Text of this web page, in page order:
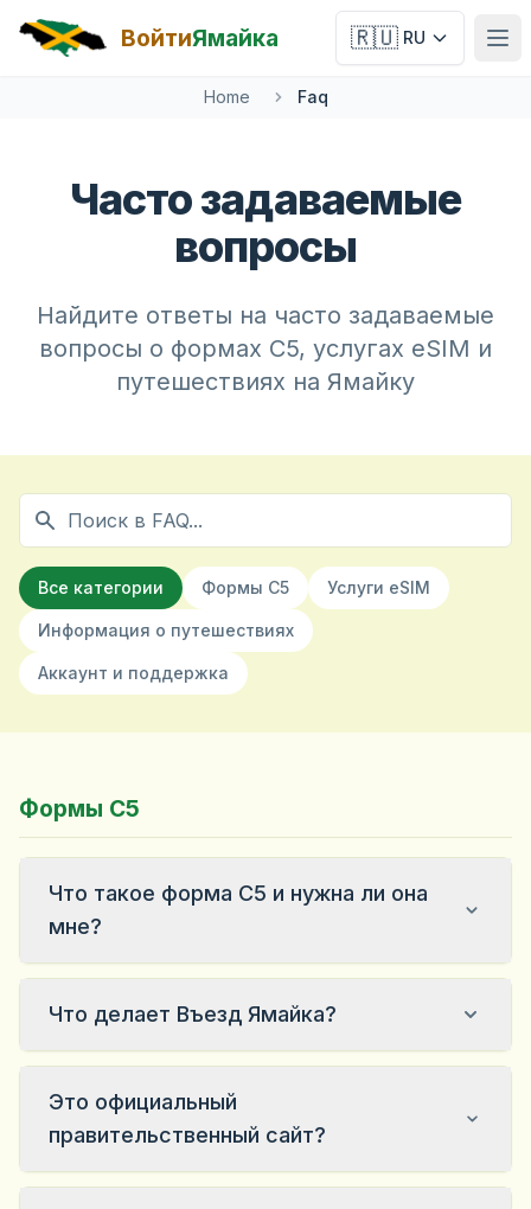
Skip to main content
ВойтиЯмайка 🇷🇺 RU
Home Faq
Часто задаваемые
вопросы
Найдите ответы на часто задаваемые
вопросы о формах C5, услугах eSIM и
путешествиях на Ямайку
Все категории Формы C5 Услуги eSIM
Информация о путешествиях
Аккаунт и поддержка
Формы C5
Что такое форма C5 и нужна ли она
мне?
Что делает Въезд Ямайка?
Это официальный
правительственный сайт?